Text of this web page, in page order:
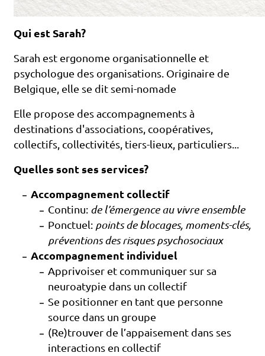
Qui est Sarah?
Sarah est ergonome organisationnelle et
psychologue des organisations. Originaire de
Belgique, elle se dit semi-nomade
Elle propose des accompagnements à
destinations d'associations, coopératives,
collectifs, collectivités, tiers-lieux, particuliers...
Quelles sont ses services?
Accompagnement collectif
Continu:de l’émergence au vivre ensemble
Ponctuel: points de blocages, moments-clés,
préventions des risques psychosociaux
Accompagnement individuel
Apprivoiser et communiquer sur sa
neuroatypie dans un collectif
Se positionner en tant que personne
source dans un groupe
(Re)trouver de l’appaisement dans ses
interactions en collectif